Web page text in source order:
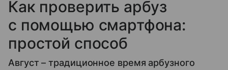
Как проверить арбуз
с помощью смартфона:
простой способ
Август – традиционное время арбузного